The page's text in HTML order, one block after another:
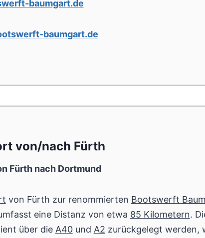
baumgart.de
baumgart.de
von/nach Fürth
Fürth nach Dortmund
von Fürth zur renommierten Bootswerft
eine Distanz von etwa 85 Kilometern.
über die A40und A2 zurückgelegt werden,